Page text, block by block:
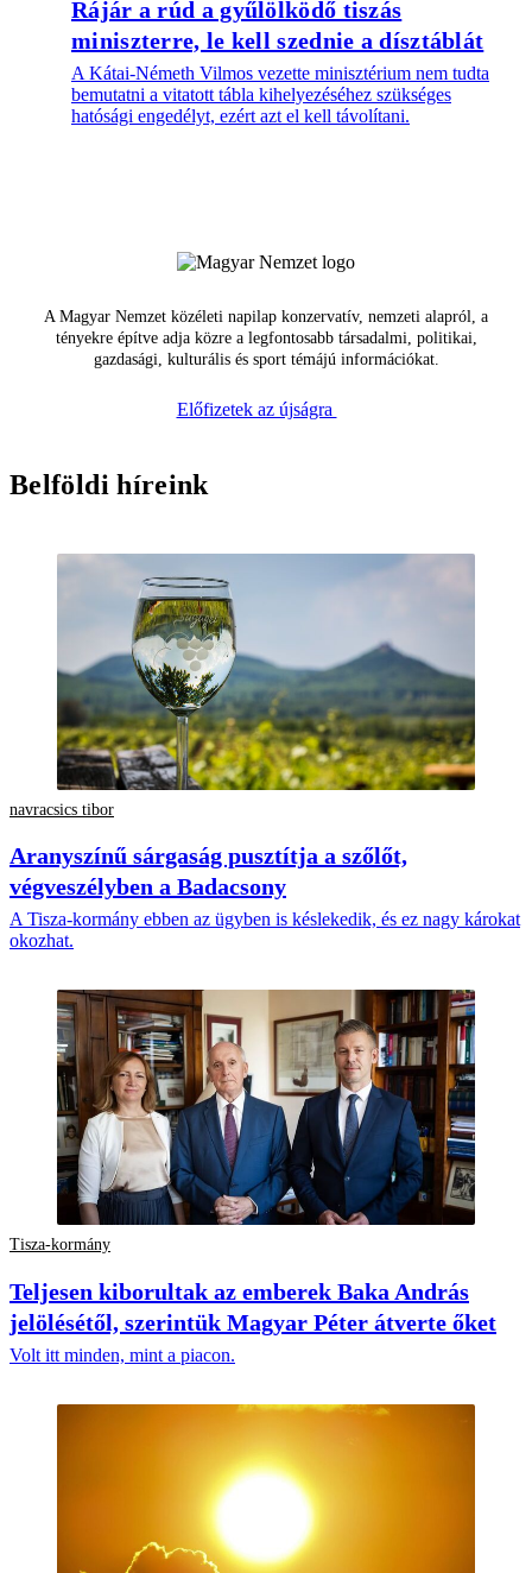
Rájár a rúd a gyűlölködő tiszás
miniszterre, le kell szednie a dísztáblát
A Kátai-Németh Vilmos vezette minisztérium nem tudta
bemutatni a vitatott tábla kihelyezéséhez szükséges
hatósági engedélyt, ezért azt el kell távolítani.
A Magyar Nemzet közéleti napilap konzervatív, nemzeti alapról, a
tényekre építve adja közre a legfontosabb társadalmi, politikai,
gazdasági, kulturális és sport témájú információkat.
Előfizetek az újságra
Belföldi híreink
navracsics tibor
Aranyszínű sárgaság pusztítja a szőlőt,
végveszélyben a Badacsony
A Tisza-kormány ebben az ügyben is késlekedik, és ez nagy károkat
okozhat.
Tisza-kormány
Teljesen kiborultak az emberek Baka András
jelölésétől, szerintük Magyar Péter átverte őket
Volt itt minden, mint a piacon.